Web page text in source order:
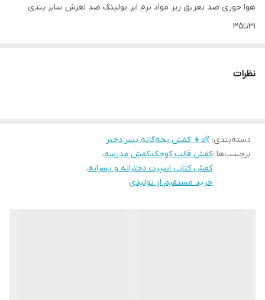
هوا خوری ضد تعریق زیر مواد نرم ایر بولینگ ضد لغزش سایز بندی
31تا35
نظرات
دسته‌بندی: 👶👧 کفش بچه‌گانه پسر.دختر
برچسب‌ها :کفش قالب کوچک،کفش مدرسه،
کفش کتانی اسپرت دخترانه و پسرانه،
خرید مستقیم از تولیدی